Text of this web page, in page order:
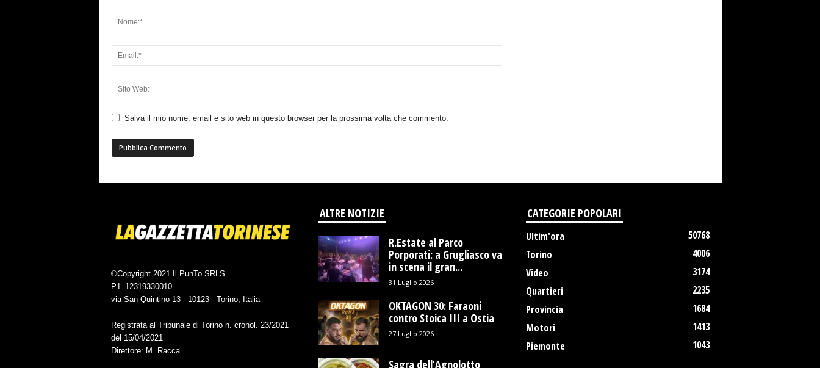
Salva il mio nome, email e sito web in questo browser per la prossima volta che commento.
©Copyright 2021 Il PunTo SRLS
P.I. 12319330010
via San Quintino 13 - 10123 - Torino, Italia
Registrata al Tribunale di Torino n. cronol. 23/2021
del 15/04/2021
Direttore: M. Racca
ALTRE NOTIZIE
R.Estate al Parco
Porporati: a Grugliasco va
in scena il gran...
31 Luglio 2026
OKTAGON 30: Faraoni
contro Stoica III a Ostia
27 Luglio 2026
Sagra dell’Agnolotto
CATEGORIE POPOLARI
Ultim'ora
50768
Torino
4006
Video
3174
Quartieri
2235
Provincia
1684
Motori
1413
Piemonte
1043